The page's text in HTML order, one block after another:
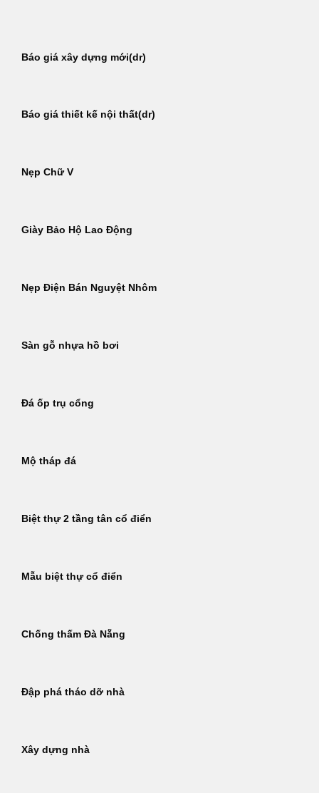
dungBáo giá xây dựng mới(dr)
Báo giá thiết kế nội thất(dr)
Nẹp Chữ V
Giày Bảo Hộ Lao Động
Nẹp Điện Bán Nguyệt Nhôm
Sàn gỗ nhựa hồ bơi
Đá ốp trụ cổng
Mộ tháp đá
Biệt thự 2 tầng tân cổ điển
Mẫu biệt thự cổ điển
Chống thấm Đà Nẵng
Đập phá tháo dỡ nhà
Xây dựng nhà